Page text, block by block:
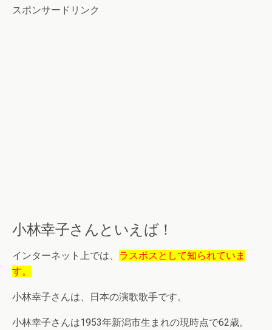
スポンサードリンク
小林幸子さんといえば！
インターネット上では、 ラスボスとして知られていま
す。
小林幸子さんは、日本の演歌歌手です。
小林幸子さんは1953年新潟市生まれの現時点で62歳。